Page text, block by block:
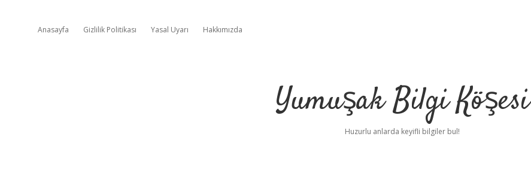
Anasayfa Gizlilik Politikası Yasal Uyarı Hakkımızda
Yumuşak Bilgi Köşesi
Huzurlu anlarda keyifli bilgiler bul!